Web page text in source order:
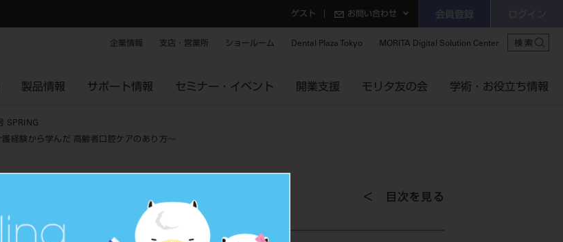
ゲスト お問い合わせ 会員登録
企業情報 支店・営業所 ショールーム Dental Plaza Tokyo MORITA Digital Solution Center 検索
製品情報 サポート情報 セミナー・イベント 開業支援 モリタ友の会 学術・お役立ち情報
SPRING
経験から学んだ 高齢者口腔ケアのあり方～
目次を見る